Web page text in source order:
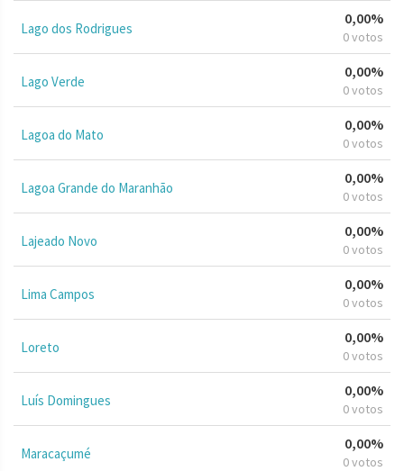
Lago dos Rodrigues
0,00%
0 votos
Lago Verde
0,00%
0 votos
Lagoa do Mato
0,00%
0 votos
Lagoa Grande do Maranhão
0,00%
0 votos
Lajeado Novo
0,00%
0 votos
Lima Campos
0,00%
0 votos
Loreto
0,00%
0 votos
Luís Domingues
0,00%
0 votos
Maracaçumé
0,00%
0 votos